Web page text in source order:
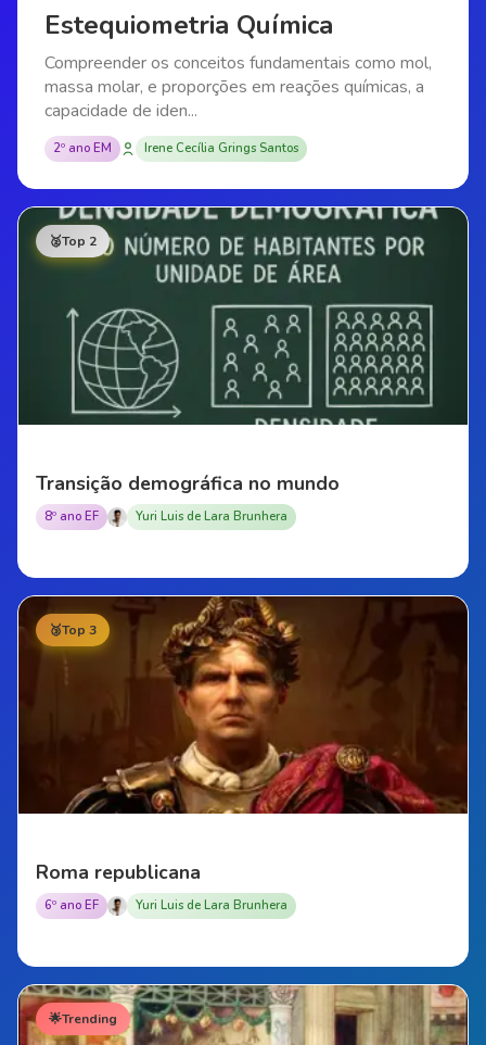
Estequiometria Química
Compreender os conceitos fundamentais como mol,
massa molar, e proporções em reações químicas, a
capacidade de iden...
2º ano EM Irene Cecília Grings Santos
🥈Top 2
Transição demográfica no mundo
8º ano EF Yuri Luis de Lara Brunhera
🥉Top 3
Roma republicana
6º ano EF Yuri Luis de Lara Brunhera
🌟Trending